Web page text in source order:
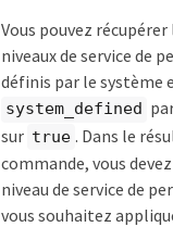
Vous pouvez
niveaux de service de
définis par le système
system_defined
sur true . Dans le
commande, vous
niveau de service de
vous souhaitez